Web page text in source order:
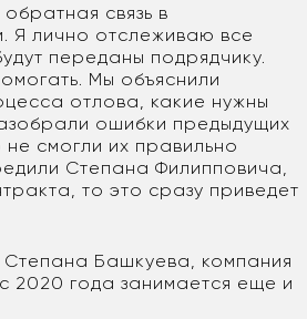
связь в
Я лично отслеживаю все
переданы подрядчику.
Мы объяснили
отлова, какие нужны
ошибки предыдущих
смогли их правильно
Степана Филипповича,
то это сразу приведет
Башкуева, компания
2020 года занимается еще и